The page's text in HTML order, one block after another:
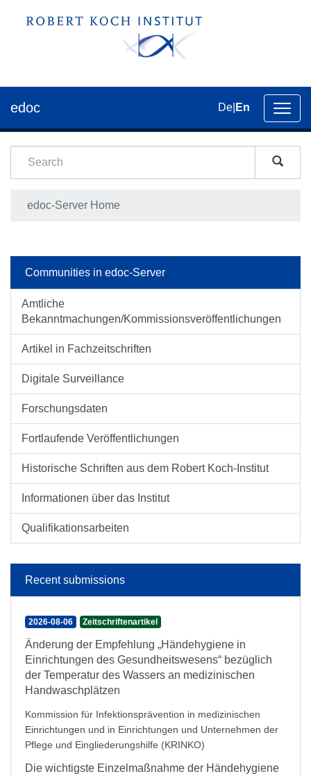
edoc De En
edoc-Server Home
Communities in edoc-Server
Amtliche
Bekanntmachungen/Kommissionsveröffentlichungen
Artikel in Fachzeitschriften
Digitale Surveillance
Forschungsdaten
Fortlaufende Veröffentlichungen
Historische Schriften aus dem Robert Koch-Institut
Informationen über das Institut
Qualifikationsarbeiten
Recent submissions
2026-08-06 Zeitschriftenartikel
Änderung der Empfehlung „Händehygiene in
Einrichtungen des Gesundheitswesens“ bezüglich
der Temperatur des Wassers an medizinischen
Handwaschplätzen
Kommission für Infektionsprävention in medizinischen
Einrichtungen und in Einrichtungen und Unternehmen der
Pflege und Eingliederungshilfe (KRINKO)
Die wichtigste Einzelmaßnahme der Händehygiene